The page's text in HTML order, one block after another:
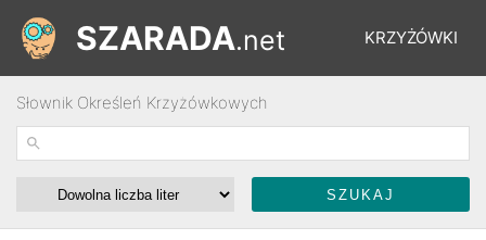
KRZYŻÓWKI
ŁAMIGŁÓWKI
SZARADA.net
Słownik Określeń Krzyżówkowych